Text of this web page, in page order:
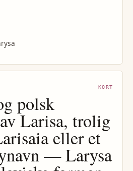
KORT
polsk
Larisa, trolig
eller et
— Larysa